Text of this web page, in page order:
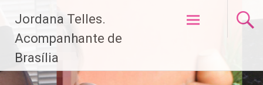
paraJordana Telles.
Acompanhante de
Brasília